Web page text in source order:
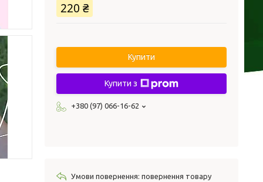
220 ₴
Купити
Купити з
+380 (97) 066-16-62
повернення товару